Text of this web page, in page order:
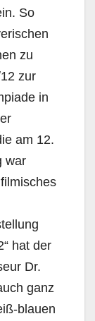
So
zu
zur
in
am 12.
war
hat der
Dr.
ganz
blauen